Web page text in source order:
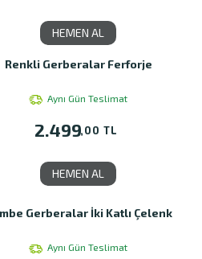
HEMEN AL
Renkli Gerberalar Ferforje
Aynı Gün Teslimat
2.499,00 TL
HEMEN AL
Gerberalar İki Katlı Çelenk
Aynı Gün Teslimat